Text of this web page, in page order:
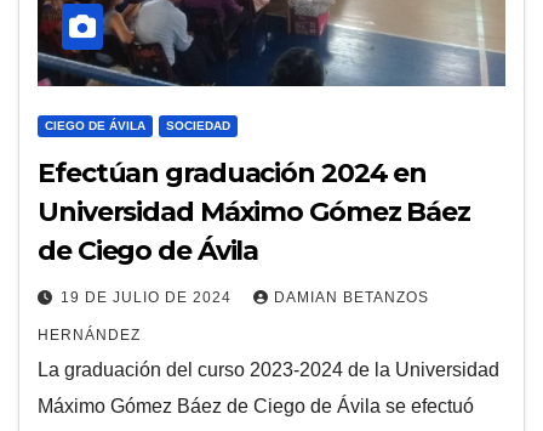
CIEGO DE ÁVILA SOCIEDAD
Efectúan graduación 2024 en
Universidad Máximo Gómez Báez
de Ciego de Ávila
19 DE JULIO DE 2024 DAMIAN BETANZOS
HERNÁNDEZ
La graduación del curso 2023-2024 de la Universidad
Máximo Gómez Báez de Ciego de Ávila se efectuó